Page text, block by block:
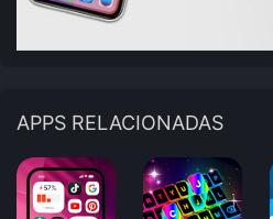
APPS RELACIONADAS